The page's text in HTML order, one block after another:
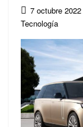
7 octubre 2022
Tecnología